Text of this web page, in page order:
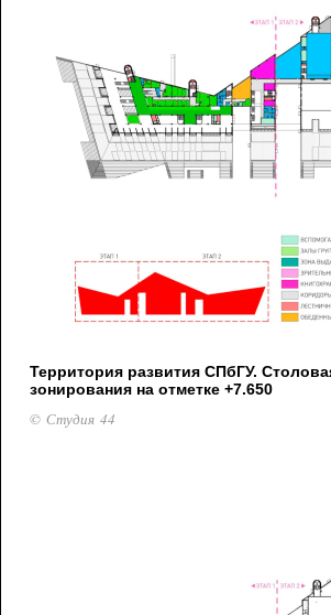
Территория развития СПбГУ.
зонирования на отметке +7.650
© Студия 44